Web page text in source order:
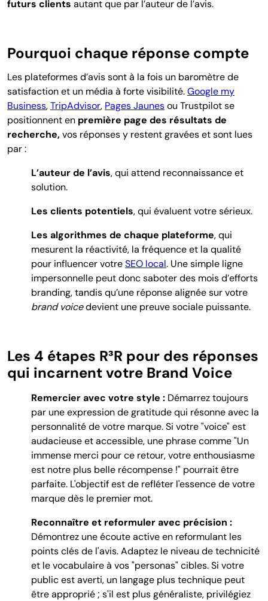
futurs clients autant que par l’auteur de l’avis.
Pourquoi chaque réponse compte
Les plateformes d’avis sont à la fois un baromètre de
satisfaction et un média à forte visibilité.Google my
Business,TripAdvisor, Pages Jaunesou Trustpilot se
positionnent en première page des résultats de
recherche,vos réponses y restent gravées et sont lues
par :
L’auteur de l’avis, qui attend reconnaissance et
solution.
Les clients potentiels, qui évaluent votre sérieux.
Les algorithmes de chaque plateforme, qui
mesurent la réactivité, la fréquence et la qualité
pour influencer votreSEO local. Une simple ligne
impersonnelle peut donc saboter des mois d’efforts
branding, tandis qu’une réponse alignée sur votre
brand voicedevient une preuve sociale puissante.
Les 4 étapes R³R pour des réponses
qui incarnent votre Brand Voice
Remercier avec votre style : Démarrez toujours
par une expression de gratitude qui résonne avec la
personnalité de votre marque. Si votre "voice" est
audacieuse et accessible, une phrase comme "Un
immense merci pour ce retour, votre enthousiasme
est notre plus belle récompense !" pourrait être
parfaite. L'objectif est de refléter l'essence de votre
marque dès le premier mot.
Reconnaître et reformuler avec précision :
Démontrez une écoute active en reformulant les
points clés de l'avis. Adaptez le niveau de technicité
et le vocabulaire à vos "personas" cibles. Si votre
public est averti, un langage plus technique peut
être approprié ; s'il est plus généraliste, privilégiez